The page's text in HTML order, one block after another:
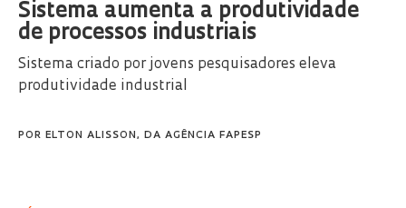
Sistema aumenta a produtividade
de processos industriais
Sistema criado por jovens pesquisadores eleva
produtividade industrial
POR ELTON ALISSON, DA AGÊNCIA FAPESP